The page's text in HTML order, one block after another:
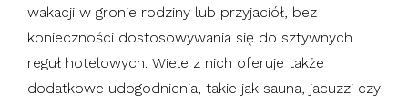
wakacji w gronie rodziny lub przyjaciół, bez
konieczności dostosowywania się do sztywnych
reguł hotelowych. Wiele z nich oferuje także
dodatkowe udogodnienia, takie jak sauna, jacuzzi czy